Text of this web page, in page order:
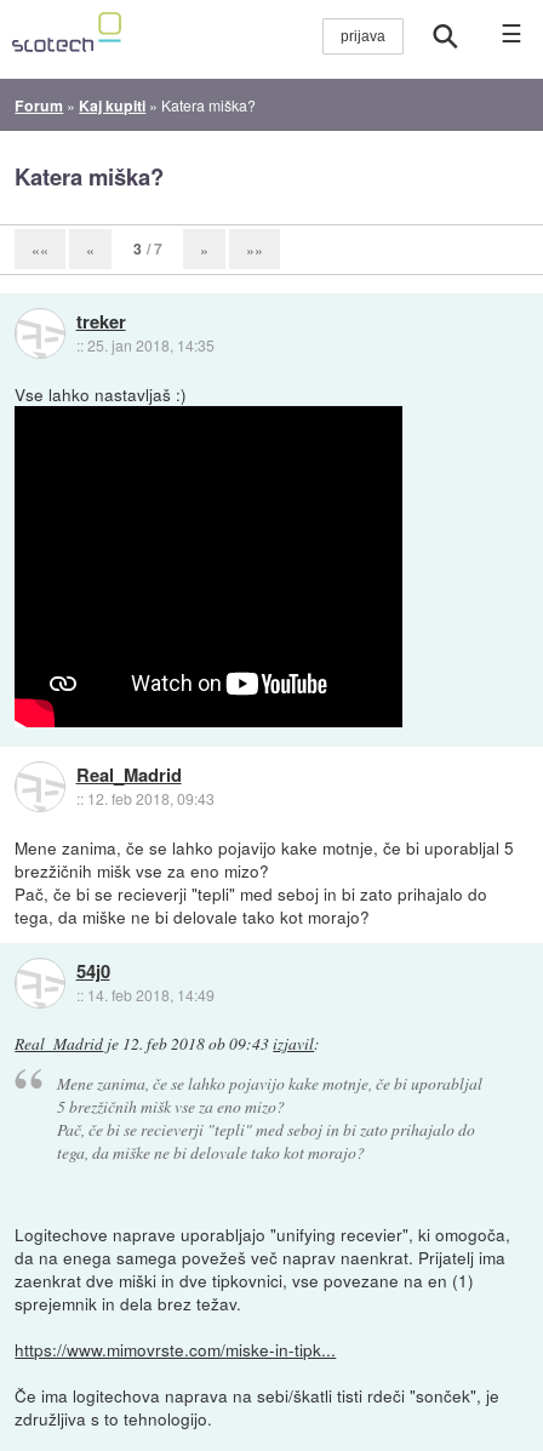
☰
Forum » Kaj kupiti » Katera miška?
Katera miška?
«« « 3 / 7 » »»
treker
::25. jan 2018, 14:35
Vse lahko nastavljaš :)
Real_Madrid
:: 12. feb 2018, 09:43
Mene zanima, če se lahko pojavijo kake motnje, če bi uporabljal 5
brezžičnih mišk vse za eno mizo?
Pač, če bi se recieverji "tepli" med seboj in bi zato prihajalo do
tega, da miške ne bi delovale tako kot morajo?
54j0
:: 14. feb 2018, 14:49
Real_Madrid je 12. feb 2018 ob 09:43izjavil:
Mene zanima, če se lahko pojavijo kake motnje, če bi uporabljal
5 brezžičnih mišk vse za eno mizo?
Pač, če bi se recieverji "tepli" med seboj in bi zato prihajalo do
tega, da miške ne bi delovale tako kot morajo?
Logitechove naprave uporabljajo "unifying recevier", ki omogoča,
da na enega samega povežeš več naprav naenkrat. Prijatelj ima
zaenkrat dve miški in dve tipkovnici, vse povezane na en (1)
sprejemnik in dela brez težav.
https://www.mimovrste.com/miske-in-tipk...
Če ima logitechova naprava na sebi/škatli tisti rdeči "sonček", je
združljiva s to tehnologijo.